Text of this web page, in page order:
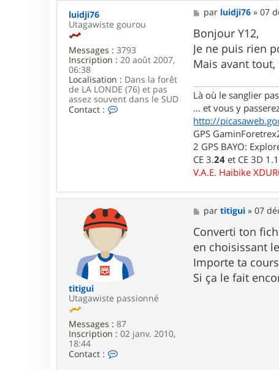
luidji76
Utagawiste gourou
Messages : 3793
Inscription : 20 août 2007,
06:38
Localisation : Dans la forêt
de LA LONDE (76) et pas
assez souvent dans le SUD
Contact :
l
i
d
j
i
7
6
M
e
s
s
a
g
e
par luidji76 »07
Bonjour Y12,
Je ne puis rien
Mais avant
Là où le sanglier
... et vous y
http://
GPS
2 GPS BAYO:
CE 3.24 et CE 3D
V.A.E. Haibike
titigui
Utagawiste passionné
Messages : 87
Inscription : 02 janv. 2010,
18:44
Contact :
M
e
s
s
a
g
e
partitigui »07
Converti ton
en choisissant
Importe ta
Si ça le fait